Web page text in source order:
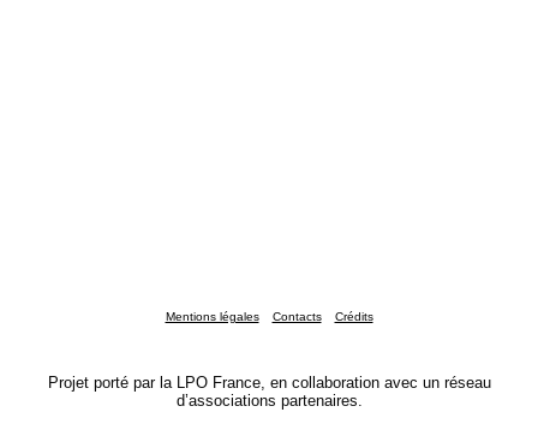
Mentions légales Contacts Crédits
Projet porté par la LPO France, en collaboration avec un réseau
d’associations partenaires.